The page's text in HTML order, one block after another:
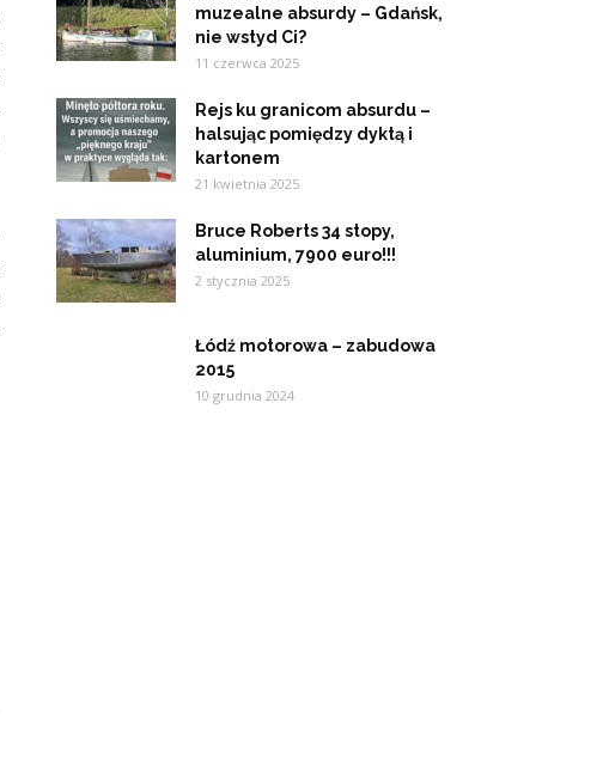
muzealne absurdy – Gdańsk,
nie wstyd Ci?
11 czerwca 2025
Rejs ku granicom absurdu –
halsując pomiędzy dyktą i
kartonem
21 kwietnia 2025
Bruce Roberts 34 stopy,
aluminium, 7900 euro!!!
2 stycznia 2025
Łódź motorowa – zabudowa
2015
10 grudnia 2024